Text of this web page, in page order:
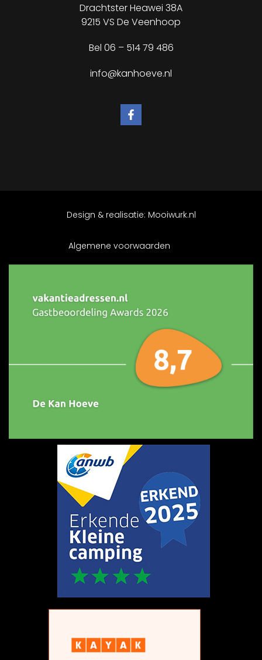
Drachtster Heawei 38A
9215 VS De Veenhoop
Bel 06 – 514 79 486
info@kanhoeve.nl
Design & realisatie: Mooiwurk.nl
Algemene voorwaarden